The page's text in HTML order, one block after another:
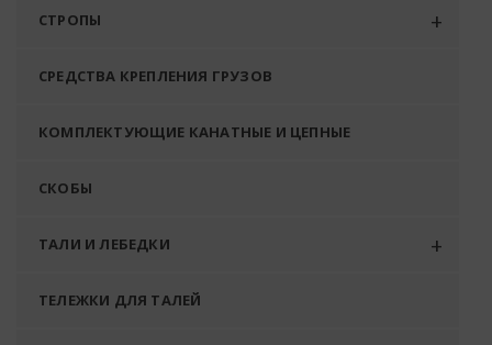
СТРОПЫ
СРЕДСТВА КРЕПЛЕНИЯ ГРУЗОВ
КОМПЛЕКТУЮЩИЕ КАНАТНЫЕ И ЦЕПНЫЕ
СКОБЫ
ТАЛИ И ЛЕБЕДКИ
ТЕЛЕЖКИ ДЛЯ ТАЛЕЙ